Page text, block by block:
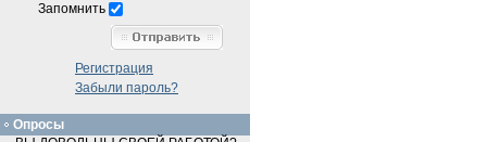
Запомнить
Регистрация
Забыли пароль?
Опросы